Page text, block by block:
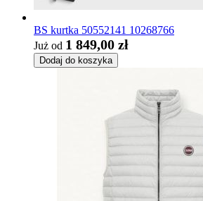
BS kurtka 50552141 10268766
Już od 1 849,00 zł
Dodaj do koszyka